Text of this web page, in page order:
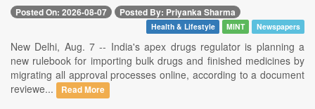
Posted On: 2026-08-07 Posted By: Priyanka Sharma
Health & Lifestyle MINT Newspapers
New Delhi, Aug. 7 -- India's apex drugs regulator is planning a
new rulebook for importing bulk drugs and finished medicines by
migrating all approval processes online, according to a document
reviewe...
Read More